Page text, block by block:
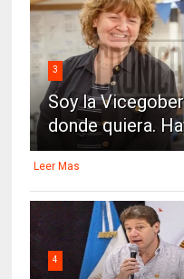
3
Soy la
donde quiera.
Leer Mas
4